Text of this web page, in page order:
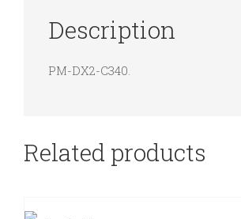
Description
PM-DX2-C340.
Related products